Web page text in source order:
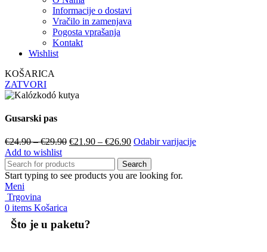
Informacije o dostavi
Vračilo in zamenjava
Pogosta vprašanja
Kontakt
Wishlist
KOŠARICA
ZATVORI
Gusarski pas
€24.90–€29.90 €21.90 – €26.90 Odabir varijacije
Add to wishlist
Search
Start typing to see products you are looking for.
Meni
Trgovina
0 items Košarica
Što je u paketu?